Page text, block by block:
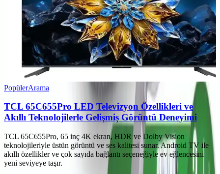
PopülerArama
TCL 65C655Pro LED Televizyon Özellikleri ve
Akıllı Teknolojilerle Gelişmiş Görüntü Deneyimi
TCL 65C655Pro, 65 inç 4K ekran, HDR ve Dolby Vision
teknolojileriyle üstün görüntü ve ses kalitesi sunar. Android TV ile
akıllı özellikler ve çok sayıda bağlantı seçeneğiyle ev eğlencesini
yeni seviyeye taşır.